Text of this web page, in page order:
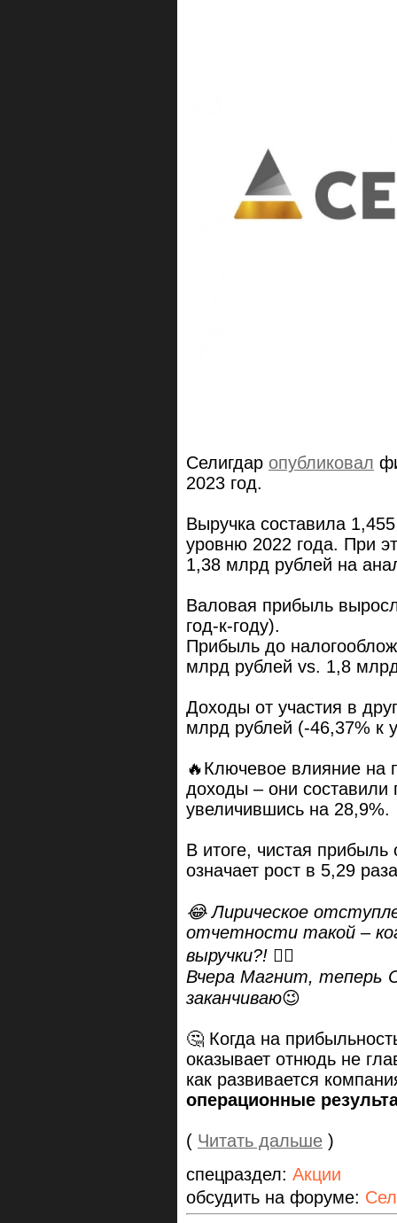
Селигдар опубликовал
2023 год.
Выручка составила
уровню 2022 года. При
1,38 млрд рублей на
Валовая прибыль
год-к-году).
Прибыль до
млрд рублей vs. 1,8
Доходы от участия в
млрд рублей (-46,37% к
🔥Ключевое влияние на
доходы – они составили
увеличившись на 28,9%.
В итоге, чистая
означает рост в 5,29
😂 Лирическое
отчетности такой –
выручки?! 🤷‍♀️
Вчера Магнит, теперь
заканчиваю😉
🤔 Когда на
оказывает отнюдь не
как развивается
операционные
( Читать дальше )
спецраздел: Акции
обсудить на форуме: